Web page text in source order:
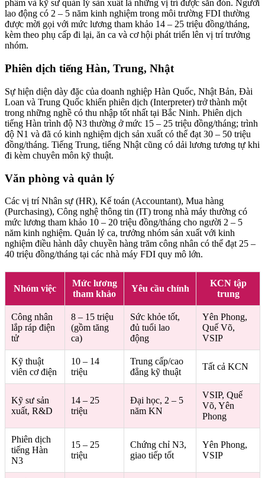
phẩm và kỹ sư quản lý sản xuất là những vị trí được săn đón. Người
lao động có 2 – 5 năm kinh nghiệm trong môi trường FDI thường
được mời gọi với mức lương tham khảo 14 – 25 triệu đồng/tháng,
kèm theo phụ cấp đi lại, ăn ca và cơ hội phát triển lên vị trí trưởng
nhóm.
Phiên dịch tiếng Hàn, Trung, Nhật
Sự hiện diện dày đặc của doanh nghiệp Hàn Quốc, Nhật Bản, Đài
Loan và Trung Quốc khiến phiên dịch (Interpreter) trở thành một
trong những nghề có thu nhập tốt nhất tại Bắc Ninh. Phiên dịch
tiếng Hàn trình độ N3 thường ở mức 15 – 25 triệu đồng/tháng; trình
độ N1 và đã có kinh nghiệm dịch sản xuất có thể đạt 30 – 50 triệu
đồng/tháng. Tiếng Trung, tiếng Nhật cũng có dải lương tương tự khi
đi kèm chuyên môn kỹ thuật.
Văn phòng và quản lý
Các vị trí Nhân sự (HR), Kế toán (Accountant), Mua hàng
(Purchasing), Công nghệ thông tin (IT) trong nhà máy thường có
mức lương tham khảo 10 – 20 triệu đồng/tháng cho người 2 – 5
năm kinh nghiệm. Quản lý ca, trưởng nhóm sản xuất với kinh
nghiệm điều hành dây chuyền hàng trăm công nhân có thể đạt 25 –
40 triệu đồng/tháng tại các nhà máy FDI quy mô lớn.
Nhóm việc
Mức lương
tham khảo
Yêu cầu chính
KCN tập
trung
Công nhân
lắp ráp điện
tử
8 – 15 triệu
(gồm tăng
ca)
Sức khỏe tốt,
đủ tuổi lao
động
Yên Phong,
Quế Võ,
VSIP
Kỹ thuật
viên cơ điện
10 – 14
triệu
Trung cấp/cao
đẳng kỹ thuật
Tất cả KCN
Kỹ sư sản
xuất, R&D
14 – 25
triệu
Đại học, 2 – 5
năm KN
VSIP, Quế
Võ, Yên
Phong
Phiên dịch
tiếng Hàn
N3
15 – 25
triệu
Chứng chỉ N3,
giao tiếp tốt
Yên Phong,
VSIP